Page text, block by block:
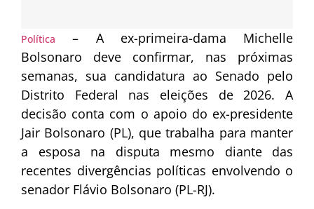
Política
– A ex-primeira-dama Michelle
Bolsonaro deve confirmar, nas próximas
semanas, sua candidatura ao Senado pelo
Distrito Federal nas eleições de 2026. A
decisão conta com o apoio do ex-presidente
Jair Bolsonaro (PL), que trabalha para manter
a esposa na disputa mesmo diante das
recentes divergências políticas envolvendo o
senador Flávio Bolsonaro (PL-RJ).